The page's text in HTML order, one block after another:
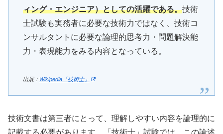
ィング・エンジニア）としての活躍である。技術
士試験も実務者に必要な技術力ではなく、技術コ
ンサルタントに必要な論理的思考力・問題解決能
力・表現能力をみる内容となっている。
出展： Wikipedia「技術士」
技術文書は第三者にとって、理解しやすい内容を論理的に